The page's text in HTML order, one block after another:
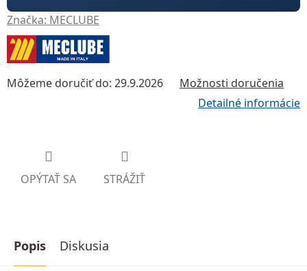
Značka: MECLUBE
Môžeme doručiť do: 29.9.2026 Možnosti doručenia
Detailné informácie
OPÝTAŤ SA STRÁŽIŤ
Popis Diskusia